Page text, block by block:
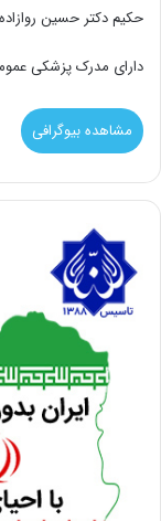
حکیم دکتر حسین روازاده
دارای مدرک پزشکی عمومی
مشاهده بیوگرافی